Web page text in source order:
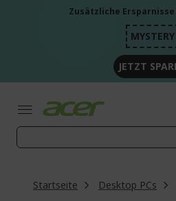
Zusätzliche
MYSTERY
JETZT
Startseite Desktop PCs